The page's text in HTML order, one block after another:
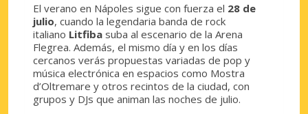
El verano en Nápoles sigue con fuerza el 28 de
julio, cuando la legendaria banda de rock
italiano Litfiba suba al escenario de la Arena
Flegrea. Además, el mismo día y en los días
cercanos verás propuestas variadas de pop y
música electrónica en espacios como Mostra
d’Oltremare y otros recintos de la ciudad, con
grupos y DJs que animan las noches de julio.